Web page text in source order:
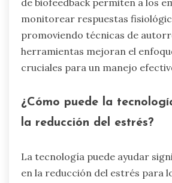
de biofeedback permiten a los
monitorear respuestas
promoviendo técnicas de
herramientas mejoran el
cruciales para un manejo
¿Cómo puede la
la reducción del estrés?
La tecnología puede ayudar
en la reducción del estrés para